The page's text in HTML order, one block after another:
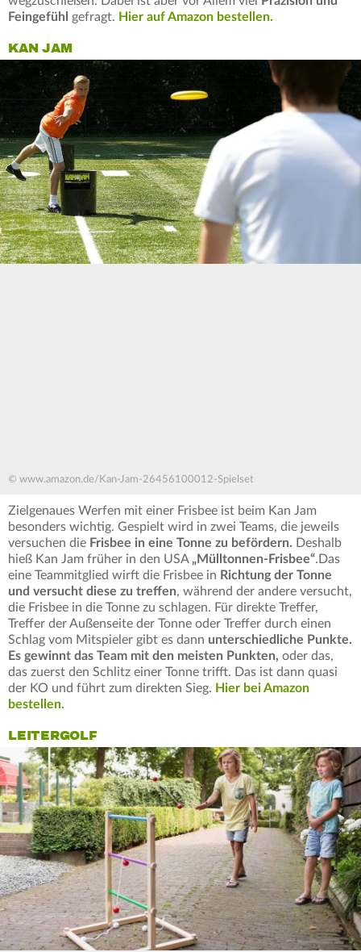
Feingefühl
gefragt. Hier auf Amazon bestellen.
KAN JAM
© www.amazon.de/Kan-Jam-26456100012-Spielset
Zielgenaues Werfen mit einer Frisbee ist beim Kan Jam
besonders wichtig. Gespielt wird in zwei Teams, die jeweils
versuchen die Frisbee in eine Tonne zu befördern. Deshalb
hieß Kan Jam früher in den USA„Mülltonnen-Frisbee“.Das
eine Teammitglied wirft die Frisbee in Richtung der Tonne
und versucht diese zu treffen, während der andere versucht,
die Frisbee in die Tonne zu schlagen. Für direkte Treffer,
Treffer der Außenseite der Tonne oder Treffer durch einen
Schlag vom Mitspieler gibt es dann unterschiedliche Punkte.
Es gewinnt das Team mit den meisten Punkten, oder das,
das zuerst den Schlitz einer Tonne trifft. Das ist dann quasi
der KO und führt zum direkten Sieg. Hier bei Amazon
bestellen.
LEITERGOLF